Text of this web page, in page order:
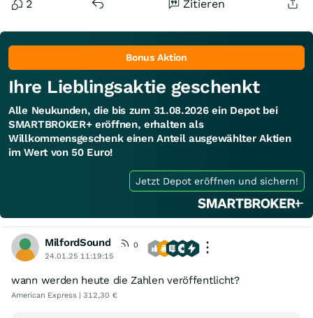
2 Zitieren
Bonus Aktion
Ihre Lieblingsaktie geschenkt
Alle Neukunden, die bis zum 31.08.2026 ein Depot bei
SMARTBROKER+ eröffnen, erhalten als
Willkommensgeschenk einen Anteil ausgewählter Aktien
im Wert von 50 Euro!
Jetzt Depot eröffnen und sichern!
MilfordSound
0
24.01.25 11:19:15
wann werden heute die Zahlen veröffentlicht?
American Express | 312,30 €